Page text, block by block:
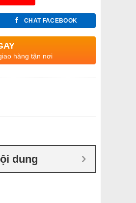
CHAT FACEBOOK
hàng tận nơi
dung